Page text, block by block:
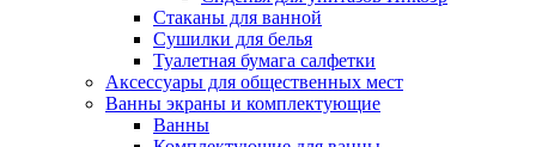
Стаканы для ванной
Сушилки для белья
Туалетная бумага салфетки
Аксессуары для общественных мест
Ванны экраны и комплектующие
Ванны